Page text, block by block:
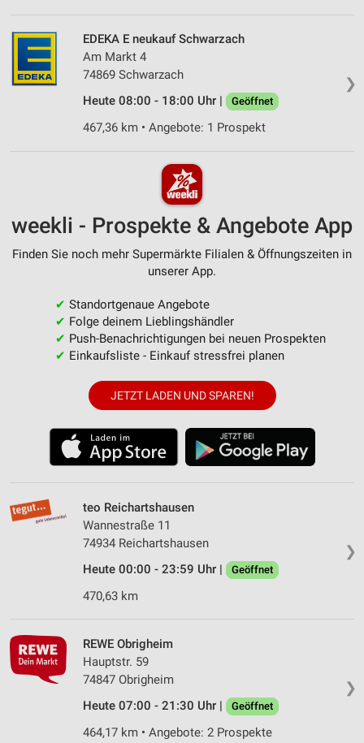
❯
EDEKA E neukauf Schwarzach
Am Markt 4
74869 Schwarzach
Heute 08:00 - 18:00 Uhr |
Geöffnet
467,36 km • Angebote: 1 Prospekt
weekli - Prospekte & Angebote App
Finden Sie noch mehr Supermärkte Filialen & Öffnungszeiten in
unserer App.
✔ Standortgenaue Angebote
✔ Folge deinem Lieblingshändler
✔ Push-Benachrichtigungen bei neuen Prospekten
✔ Einkaufsliste - Einkauf stressfrei planen
JETZT LADEN UND SPAREN!
❯
teo Reichartshausen
Wannestraße 11
74934 Reichartshausen
Heute 00:00 - 23:59 Uhr |
Geöffnet
470,63 km
❯
REWE Obrigheim
Hauptstr. 59
74847 Obrigheim
Heute 07:00 - 21:30 Uhr |
Geöffnet
464,17 km • Angebote: 2 Prospekte